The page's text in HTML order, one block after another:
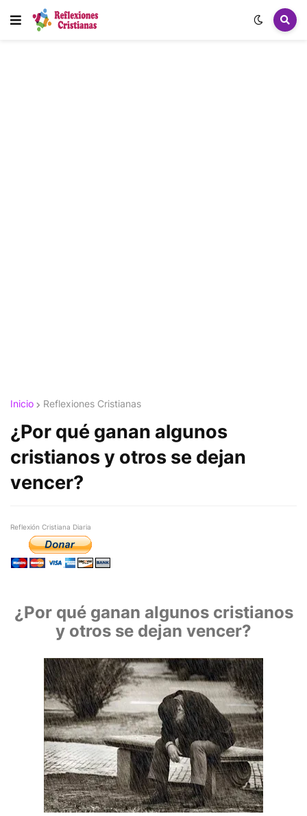
Inicio Reflexiones Cristianas
¿Por qué ganan algunos
cristianos y otros se dejan
vencer?
Reflexión Cristiana Diaria
¿Por qué ganan algunos cristianos
y otros se dejan vencer?